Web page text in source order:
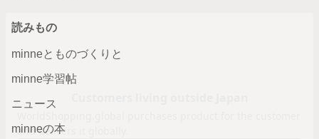
読みもの
minneとものづくりと
minne学習帖
ニュース
minneの本